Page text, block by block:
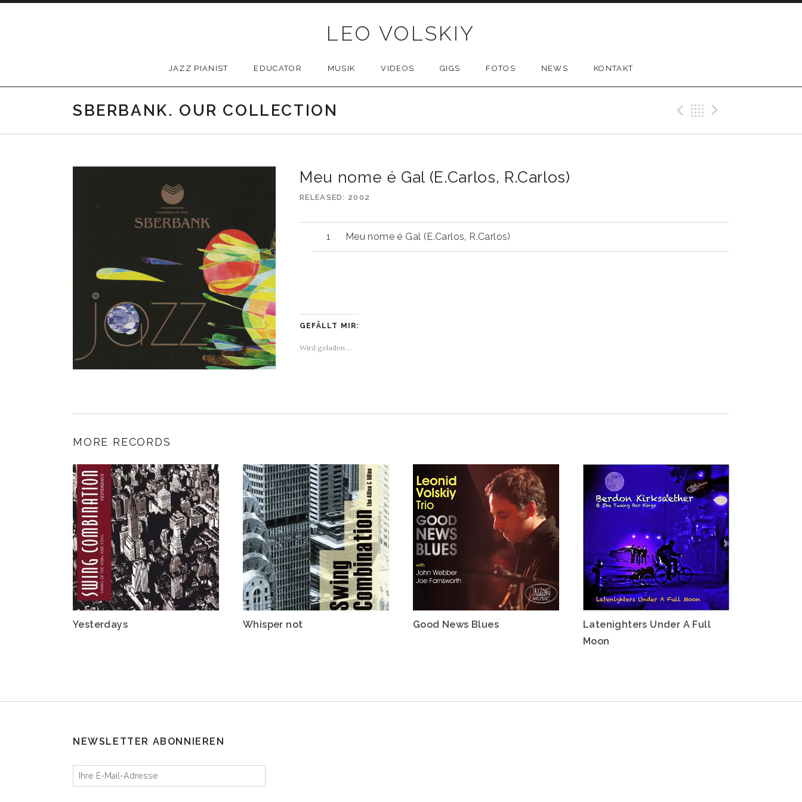
LEO VOLSKIY
JAZZ PIANIST EDUCATOR MUSIK VIDEOS GIGS FOTOS NEWS KONTAKT
SBERBANK. OUR COLLECTION Previous
Back
Meu nome é Gal (E.Carlos, R.Carlos)
RELEASED 2002
Meu nome é Gal (E.Carlos, R.Carlos)
GEFÄLLT MIR:
Wird geladen …
MORE RECORDS
Yesterdays Whisper not Good News Blues
Latenighters Under A Full
Moon
NEWSLETTER ABONNIEREN
Ihre E-Mail-Adresse